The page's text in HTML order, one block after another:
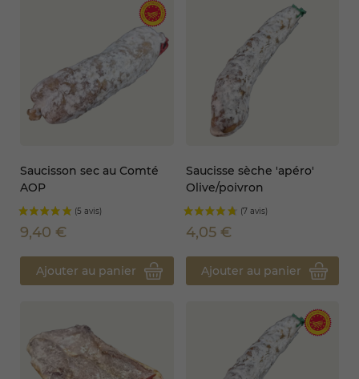
(7 avis)
Saucisson sec au Comté
AOP
9,40 €
Ajouter au panier
Saucisse sèche 'apéro'
Olive/poivron
4,05 €
Ajouter au panier